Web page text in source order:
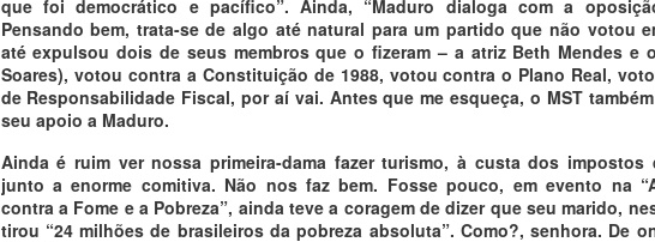
que foi democrático e pacífico”. Ainda, “Maduro dialoga com a
Pensando bem, trata-se de algo até natural para um partido que não votou
até expulsou dois de seus membros que o fizeram – a atriz Beth Mendes e
Soares), votou contra a Constituição de 1988, votou contra o Plano Real,
de Responsabilidade Fiscal, por aí vai. Antes que me esqueça, o MST
seu apoio a Maduro.
Ainda é ruim ver nossa primeira-dama fazer turismo, à custa dos impostos
junto a enorme comitiva. Não nos faz bem. Fosse pouco, em evento na
contra a Fome e a Pobreza”, ainda teve a coragem de dizer que seu marido,
tirou “24 milhões de brasileiros da pobreza absoluta”. Como?, senhora. De